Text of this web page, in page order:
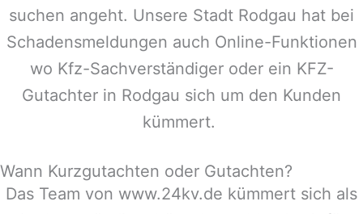
suchen angeht. Unsere Stadt Rodgau hat bei
Schadensmeldungen auch Online-Funktionen
wo Kfz-Sachverständiger oder ein KFZ-
Gutachter in Rodgau sich um den Kunden
kümmert.
Wann Kurzgutachten oder Gutachten?
Das Team von www.24kv.de kümmert sich als